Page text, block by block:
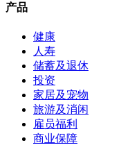
产品
健康
人寿
储蓄及退休
投资
家居及宠物
旅游及消闲
雇员福利
商业保障